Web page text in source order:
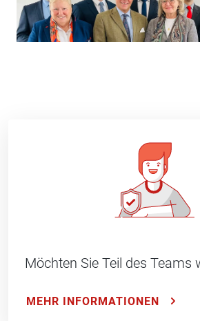
Möchten Sie Teil des Teams
MEHR INFORMATIONEN